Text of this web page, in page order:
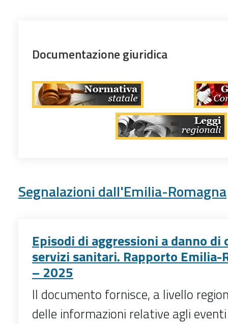
Documentazione giuridica
Segnalazioni dall'Emilia-Romagna
Episodi di aggressioni a danno
servizi sanitari. Rapporto Emilia-
– 2025
Il documento fornisce, a livello
delle informazioni relative agli